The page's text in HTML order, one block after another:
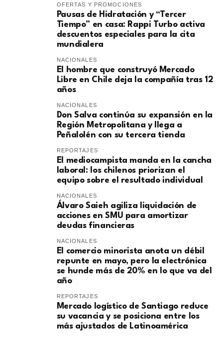
OFERTAS Y PROMOCIONES
Pausas de Hidratación y “Tercer
Tiempo” en casa: Rappi Turbo activa
descuentos especiales para la cita
mundialera
NACIONALES
El hombre que construyó Mercado
Libre en Chile deja la compañía tras 12
años
NACIONALES
Don Salva continúa su expansión en la
Región Metropolitana y llega a
Peñalolén con su tercera tienda
REPORTAJES
El mediocampista manda en la cancha
laboral: los chilenos priorizan el
equipo sobre el resultado individual
NACIONALES
​Álvaro Saieh agiliza liquidación de
acciones en SMU para amortizar
deudas financieras
NACIONALES
El comercio minorista anota un débil
repunte en mayo, pero la electrónica
se hunde más de 20% en lo que va del
año
REPORTAJES
Mercado logístico de Santiago reduce
su vacancia y se posiciona entre los
más ajustados de Latinoamérica